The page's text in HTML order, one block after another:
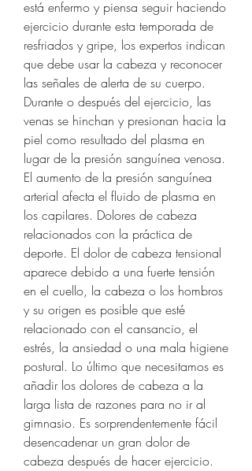
está enfermo y piensa seguir haciendo
ejercicio durante esta temporada de
resfriados y gripe, los expertos indican
que debe usar la cabeza y reconocer
las señales de alerta de su cuerpo.
Durante o después del ejercicio, las
venas se hinchan y presionan hacia la
piel como resultado del plasma en
lugar de la presión sanguínea venosa.
El aumento de la presión sanguínea
arterial afecta el fluido de plasma en
los capilares. Dolores de cabeza
relacionados con la práctica de
deporte. El dolor de cabeza tensional
aparece debido a una fuerte tensión
en el cuello, la cabeza o los hombros
y su origen es posible que esté
relacionado con el cansancio, el
estrés, la ansiedad o una mala higiene
postural. Lo último que necesitamos es
añadir los dolores de cabeza a la
larga lista de razones para no ir al
gimnasio. Es sorprendentemente fácil
desencadenar un gran dolor de
cabeza después de hacer ejercicio.